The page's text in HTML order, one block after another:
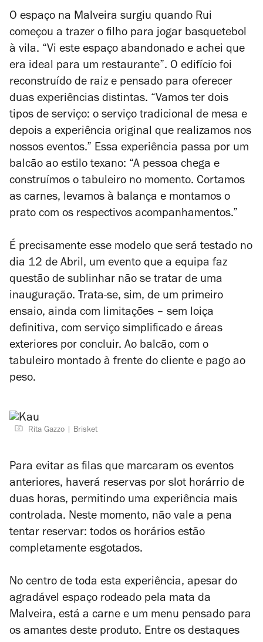
O espaço na Malveira surgiu quando Rui
começou a trazer o filho para jogar basquetebol
à vila. “Vi este espaço abandonado e achei que
era ideal para um restaurante”. O edifício foi
reconstruído de raiz e pensado para oferecer
duas experiências distintas. “Vamos ter dois
tipos de serviço: o serviço tradicional de mesa e
depois a experiência original que realizamos nos
nossos eventos.” Essa experiência passa por um
balcão ao estilo texano: “A pessoa chega e
construímos o tabuleiro no momento. Cortamos
as carnes, levamos à balança e montamos o
prato com os respectivos acompanhamentos.”
É precisamente esse modelo que será testado no
dia 12 de Abril, um evento que a equipa faz
questão de sublinhar não se tratar de uma
inauguração. Trata-se, sim, de um primeiro
ensaio, ainda com limitações – sem loiça
definitiva, com serviço simplificado e áreas
exteriores por concluir. Ao balcão, com o
tabuleiro montado à frente do cliente e pago ao
peso.
Rita Gazzo Brisket
Para evitar as filas que marcaram os eventos
anteriores, haverá reservas por slot horárrio de
duas horas, permitindo uma experiência mais
controlada. Neste momento, não vale a pena
tentar reservar: todos os horários estão
completamente esgotados.
No centro de toda esta experiência, apesar do
agradável espaço rodeado pela mata da
Malveira, está a carne e um menu pensado para
os amantes deste produto. Entre os destaques